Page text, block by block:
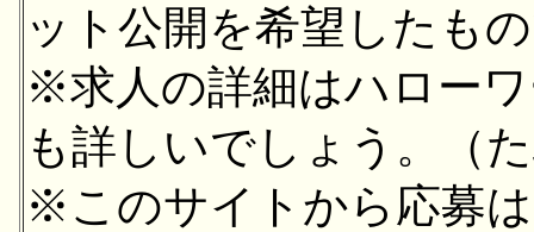
ット公開を希望したも
※求人の詳細はハロー
も詳しいでしょう。（
※このサイトから応募